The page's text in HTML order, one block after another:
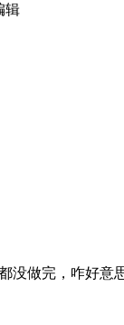
辑
没做完，咋好意